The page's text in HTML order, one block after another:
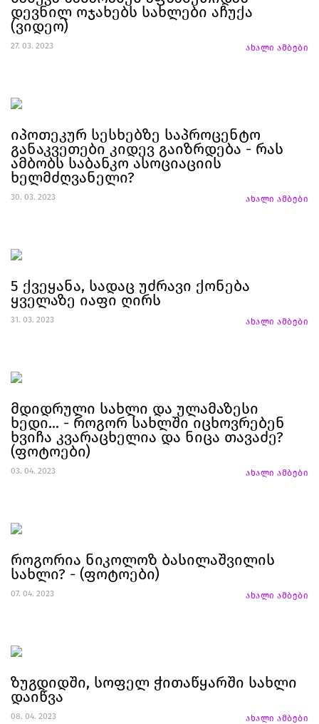
დევნილ ოჯახებს სახლები აჩუქა
(ვიდეო)
27. 03. 2023 ახალი ამბები
იპოთეკურ სესხებზე საპროცენტო
განაკვეთები კიდევ გაიზრდება - რას
ამბობს საბანკო ასოციაციის
ხელმძღვანელი?
30. 03. 2023 ახალი ამბები
5 ქვეყანა, სადაც უძრავი ქონება
ყველაზე იაფი ღირს
31. 03. 2023 ახალი ამბები
მდიდრული სახლი და ულამაზესი
ხედი... - როგორ სახლში იცხოვრებენ
ხვიჩა კვარაცხელია და ნიცა თავაძე?
(ფოტოები)
03. 04. 2023 ახალი ამბები
როგორია ნიკოლოზ ბასილაშვილის
სახლი? - (ფოტოები)
07. 04. 2023 ახალი ამბები
ზუგდიდში, სოფელ ჭითაწყარში სახლი
დაიწვა
08. 04. 2023 ახალი ამბები